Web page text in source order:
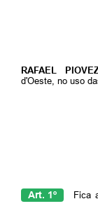
RAFAEL
d'Oeste, no uso
Art. 1º
Fica